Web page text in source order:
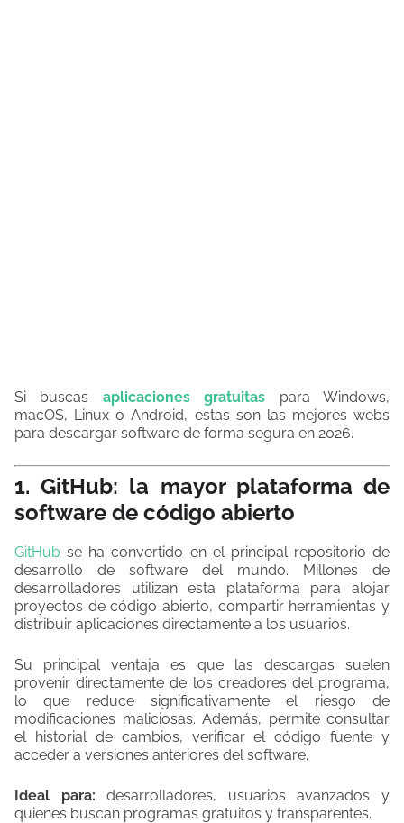
Si buscas aplicaciones gratuitas para Windows,
macOS, Linux o Android, estas son las mejores webs
para descargar software de forma segura en 2026.
1. GitHub: la mayor plataforma de
software de código abierto
GitHub se ha convertido en el principal repositorio de
desarrollo de software del mundo. Millones de
desarrolladores utilizan esta plataforma para alojar
proyectos de código abierto, compartir herramientas y
distribuir aplicaciones directamente a los usuarios.
Su principal ventaja es que las descargas suelen
provenir directamente de los creadores del programa,
lo que reduce significativamente el riesgo de
modificaciones maliciosas. Además, permite consultar
el historial de cambios, verificar el código fuente y
acceder a versiones anteriores del software.
Ideal para: desarrolladores, usuarios avanzados y
quienes buscan programas gratuitos y transparentes.